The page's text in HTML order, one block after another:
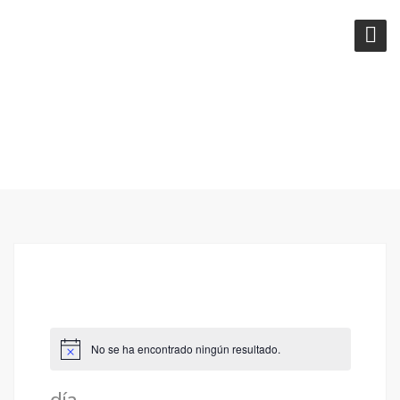
No se ha encontrado ningún resultado.